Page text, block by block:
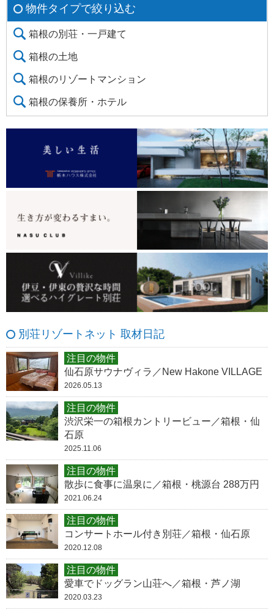
物件タイプで絞り込む
箱根の別荘・一戸建て
箱根の土地
箱根のリゾートマンション
箱根の保養所・ホテル
別荘リゾートネット 取材日記
注目の物件
仙石原サウナヴィラ／New Hakone VILLAGE
2026.05.13
注目の物件
渋沢栄一の箱根カントリービュー／箱根・仙
石原
2025.11.06
注目の物件
散歩に食事に温泉に／箱根・桃源台 288万円
2021.06.24
注目の物件
コンサートホール付き別荘／箱根・仙石原
2020.12.08
注目の物件
愛車でドッグラン山荘へ／箱根・芦ノ湖
2020.03.23